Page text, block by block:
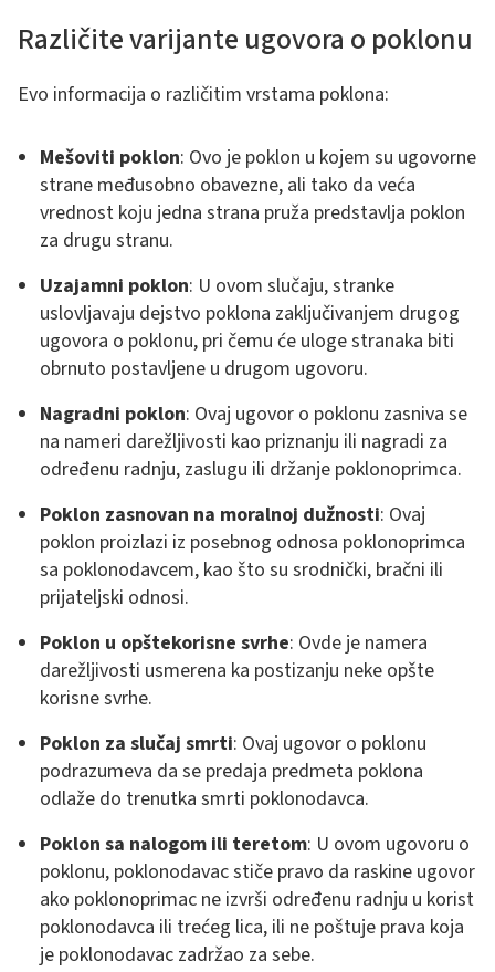
Različite varijante ugovora o poklonu
Evo informacija o različitim vrstama poklona:
Mešoviti poklon: Ovo je poklon u kojem su ugovorne
strane međusobno obavezne, ali tako da veća
vrednost koju jedna strana pruža predstavlja poklon
za drugu stranu.
Uzajamni poklon: U ovom slučaju, stranke
uslovljavaju dejstvo poklona zaključivanjem drugog
ugovora o poklonu, pri čemu će uloge stranaka biti
obrnuto postavljene u drugom ugovoru.
Nagradni poklon: Ovaj ugovor o poklonu zasniva se
na nameri darežljivosti kao priznanju ili nagradi za
određenu radnju, zaslugu ili držanje poklonoprimca.
Poklon zasnovan na moralnoj dužnosti: Ovaj
poklon proizlazi iz posebnog odnosa poklonoprimca
sa poklonodavcem, kao što su srodnički, bračni ili
prijateljski odnosi.
Poklon u opštekorisne svrhe: Ovde je namera
darežljivosti usmerena ka postizanju neke opšte
korisne svrhe.
Poklon za slučaj smrti: Ovaj ugovor o poklonu
podrazumeva da se predaja predmeta poklona
odlaže do trenutka smrti poklonodavca.
Poklon sa nalogom ili teretom: U ovom ugovoru o
poklonu, poklonodavac stiče pravo da raskine ugovor
ako poklonoprimac ne izvrši određenu radnju u korist
poklonodavca ili trećeg lica, ili ne poštuje prava koja
je poklonodavac zadržao za sebe.